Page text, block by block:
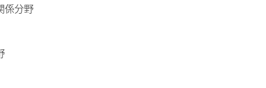
係分野